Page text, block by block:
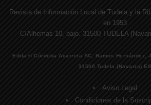
Revista de Información Local de Tudela y la
en 1953
C/Alhemas 10, bajo. 31500 TUDELA
Edita © Córdoba Acarreta AC, Ramos Hernández,
31500 Tudela (Navarra) ES
Aviso Legal
Condiciones de la